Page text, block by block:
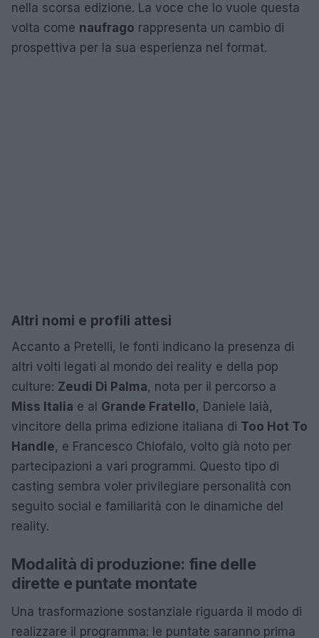
nella scorsa edizione. La voce che lo vuole questa
volta come naufrago rappresenta un cambio di
prospettiva per la sua esperienza nel format.
Altri nomi e profili attesi
Accanto a Pretelli, le fonti indicano la presenza di
altri volti legati al mondo dei reality e della pop
culture: Zeudi Di Palma, nota per il percorso a
Miss Italia e al Grande Fratello, Daniele Iaià,
vincitore della prima edizione italiana di Too Hot To
Handle, e Francesco Chiofalo, volto già noto per
partecipazioni a vari programmi. Questo tipo di
casting sembra voler privilegiare personalità con
seguito social e familiarità con le dinamiche del
reality.
Modalità di produzione: fine delle
dirette e puntate montate
Una trasformazione sostanziale riguarda il modo di
realizzare il programma: le puntate saranno prima